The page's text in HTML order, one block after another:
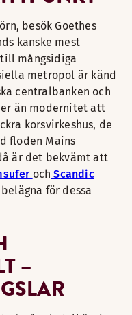
besök Goethes
kanske mest
mångsidiga
metropol är känd
centralbanken och
än modernitet att
korsvirkeshus, de
floden Mains
är det bekvämt att
och Scandic
för dessa
–